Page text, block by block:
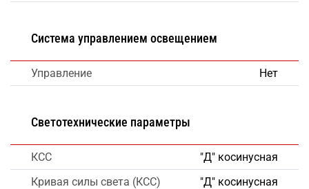
Система управлением освещением
Управление Нет
Светотехнические параметры
КСС
"Д" косинусная
Кривая силы света (КСС)
"Д" косинусная